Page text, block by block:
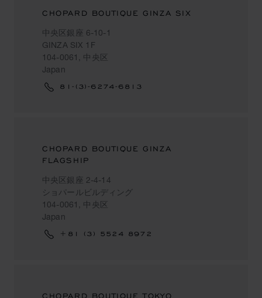
CHOPARD BOUTIQUE GINZA SIX
中央区銀座 6-10-1
GINZA SIX 1F
104-0061, 中央区
Japan
81-(3)-6274-6813
CHOPARD BOUTIQUE GINZA
FLAGSHIP
中央区銀座 2-4-14
ショパールビルディング
104-0061, 中央区
Japan
+81 (3) 5524 8972
CHOPARD BOUTIQUE TOKYO